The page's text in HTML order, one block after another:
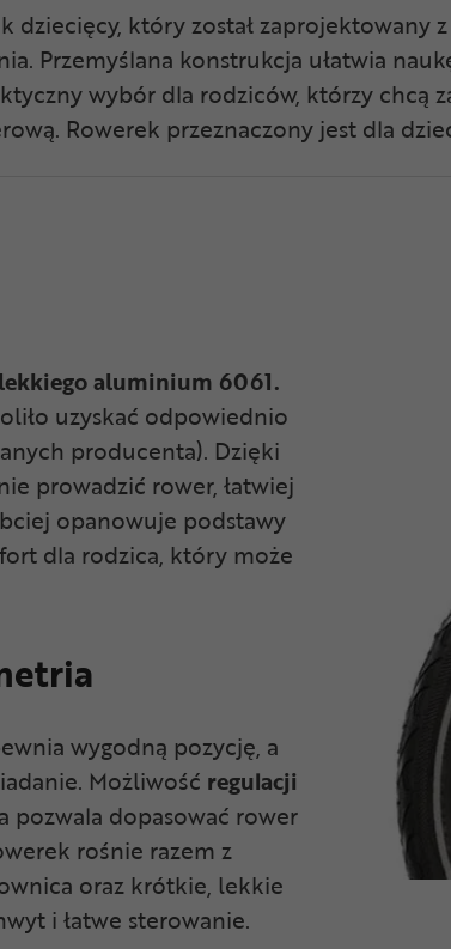
dziecięcy, który został zaprojektowany
Przemyślana konstrukcja ułatwia
wybór dla rodziców, którzy
Rowerek przeznaczony jest dla
lekkiego aluminium 6061.
uzyskać odpowiednio
producenta). Dzięki
prowadzić rower, łatwiej
opanowuje podstawy
dla rodzica, który może
wygodną pozycję, a
Możliwość regulacji
pozwala dopasować rower
rośnie razem z
oraz krótkie, lekkie
i łatwe sterowanie.